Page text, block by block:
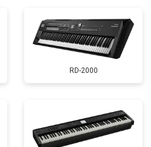
RD-2000